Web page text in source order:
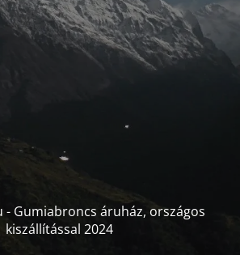
- Gumiabroncs áruház, országos
kiszállítással 2024